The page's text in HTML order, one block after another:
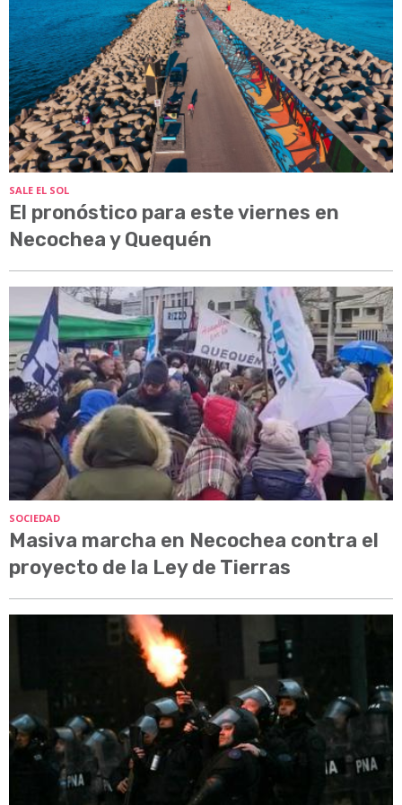
SALE EL SOL
El pronóstico para este viernes en
Necochea y Quequén
SOCIEDAD
Masiva marcha en Necochea contra el
proyecto de la Ley de Tierras